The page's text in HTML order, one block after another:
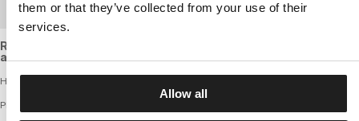
them or that they’ve collected from your use of their
services.
Allow all
GROSSHANDELSBESTELLUNG
Regular fit sports T-shirt made of breathable, quick-drying
and elastic fabric with inserts for better ventilation.
Herren Technisches Mesh-Sport-T-Shirt - HEX CAMO HILLTOP
PERFORMANCE PRO + SERIE